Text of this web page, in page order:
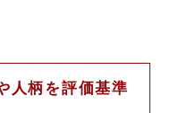
です。
人柄を評価基準